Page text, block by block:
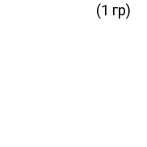
(1 гр)